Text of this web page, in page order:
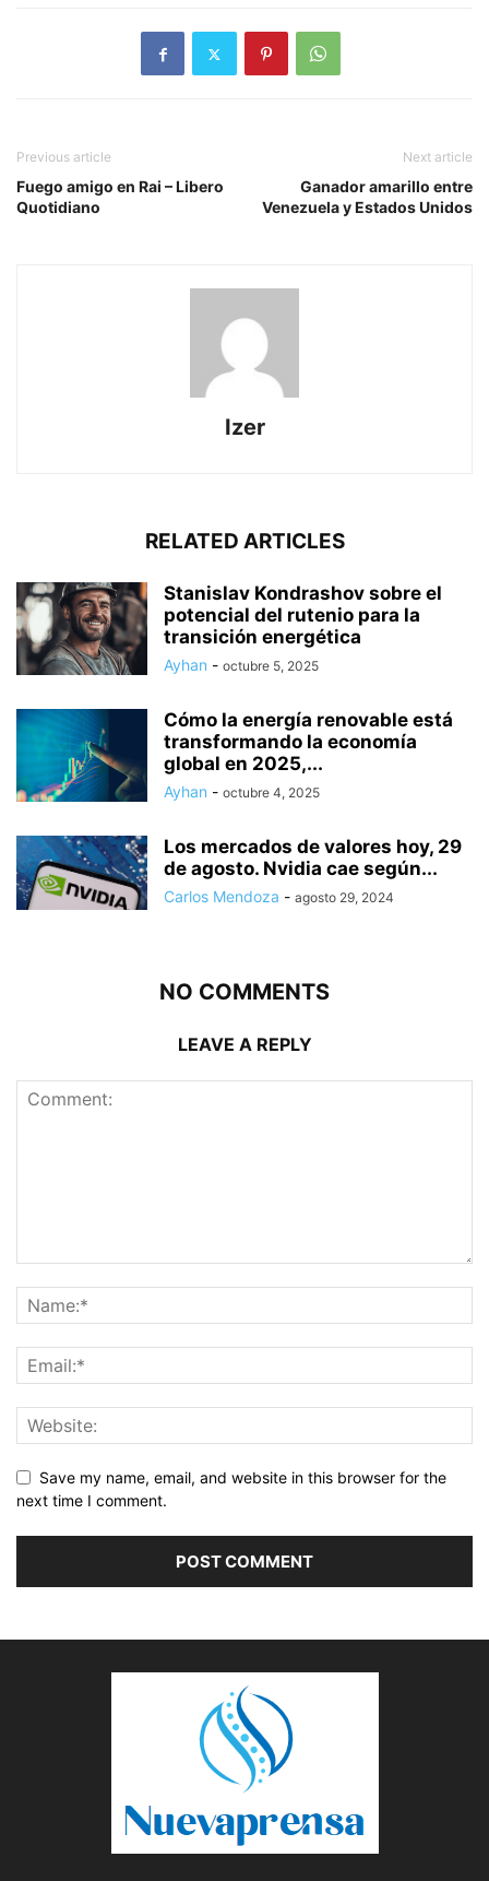
Previous article
Fuego amigo en Rai – Libero
Quotidiano
Next article
Ganador amarillo entre
Venezuela y Estados Unidos
Izer
RELATED ARTICLES
Stanislav Kondrashov sobre el
potencial del rutenio para la
transición energética
Ayhan - octubre 5, 2025
Cómo la energía renovable está
transformando la economía
global en 2025,...
Ayhan - octubre 4, 2025
Los mercados de valores hoy, 29
de agosto. Nvidia cae según...
Carlos Mendoza - agosto 29, 2024
NO COMMENTS
LEAVE A REPLY
Save my name, email, and website in this browser for the
next time I comment.